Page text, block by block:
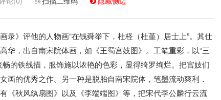
录》评他的人物画“在钱舜举下，杜柽（杜堇）居士上”。其仕
华，出自南宋院体画，如《王蜀宫妓图》。工笔重彩，以“三
的铁线描，服饰施以浓艳的色彩，显得绮罗绚烂。把宫妓们
的优秀之作。另一种是脱胎自南宋院体，笔墨流动爽利．
《秋风纨扇图》以及《李端端图》等，把宋代李公麟行云流